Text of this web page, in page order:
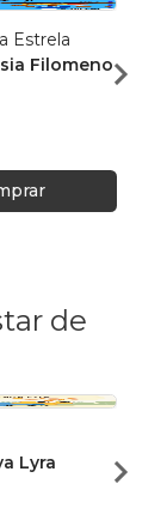
Estrela
Filomeno Rita
R$
de
Lyra
de